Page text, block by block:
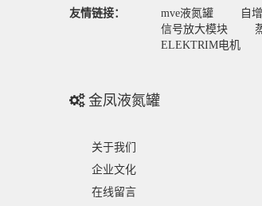
友情链接： mve液氮罐 自
信号放大模块
ELEKTRIM电机
金凤液氮罐
关于我们
企业文化
在线留言